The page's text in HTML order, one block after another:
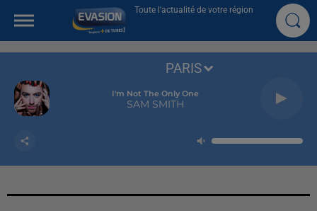
Toute l'actualité de votre région
I'm Not The Only One
SAM SMITH
PARIS